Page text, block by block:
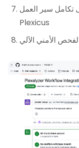
سير العمل
Plexicus
الأمني الآلي